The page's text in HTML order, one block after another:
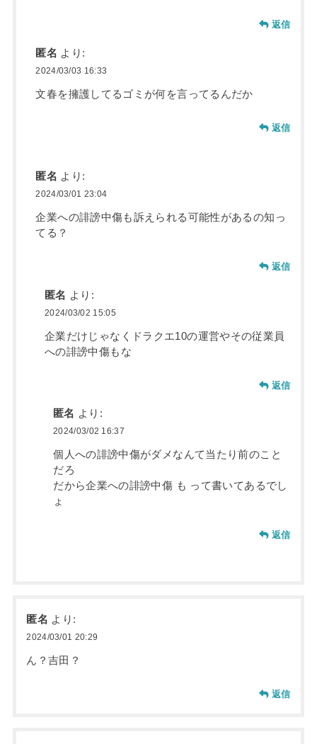
返信
匿名 より:
2024/03/03 16:33
文春を擁護してるゴミが何を言ってるんだか
返信
匿名 より:
2024/03/01 23:04
企業への誹謗中傷も訴えられる可能性があるの知っ
てる？
返信
匿名 より:
2024/03/02 15:05
企業だけじゃなくドラクエ10の運営やその従業員
への誹謗中傷もな
返信
匿名 より:
2024/03/02 16:37
個人への誹謗中傷がダメなんて当たり前のこと
だろ
だから企業への誹謗中傷 も って書いてあるでし
ょ
返信
匿名 より:
2024/03/01 20:29
ん？吉田？
返信